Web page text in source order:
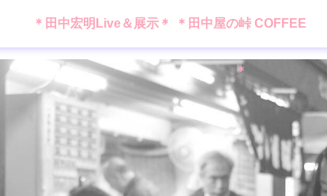
＊田中宏明Live＆展示＊ ＊田中屋の峠 COFFEE
＊